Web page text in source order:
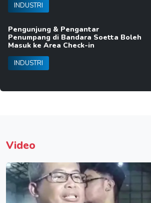
INDUSTRI
Pengunjung & Pengantar
Penumpang di Bandara Soetta Boleh
Masuk ke Area Check-in
INDUSTRI
Video